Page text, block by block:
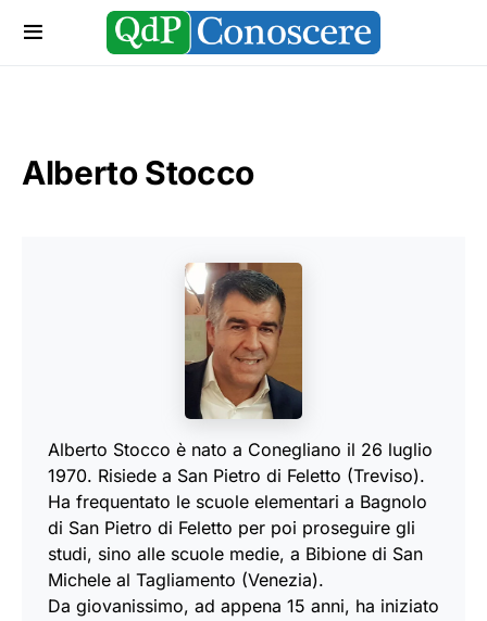
Alberto Stocco
Alberto Stocco è nato a Conegliano il 26 luglio
1970. Risiede a San Pietro di Feletto (Treviso).
Ha frequentato le scuole elementari a Bagnolo
di San Pietro di Feletto per poi proseguire gli
studi, sino alle scuole medie, a Bibione di San
Michele al Tagliamento (Venezia).
Da giovanissimo, ad appena 15 anni, ha iniziato